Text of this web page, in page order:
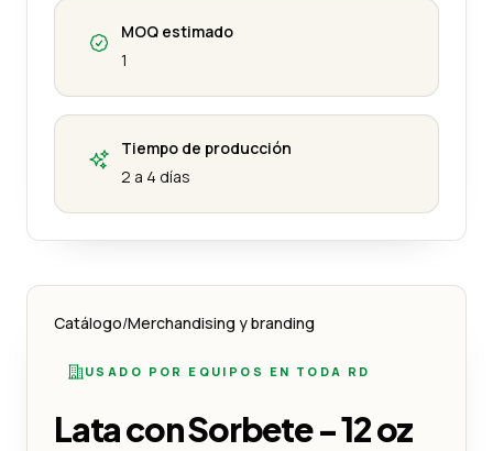
MOQ estimado
1
Tiempo de producción
2 a 4 días
Catálogo/Merchandising y branding
USADO POR EQUIPOS EN TODA RD
Lata con Sorbete - 12 oz